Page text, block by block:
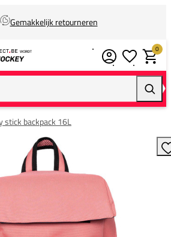
Gemakkelijk retourneren
0
stick backpack 16L